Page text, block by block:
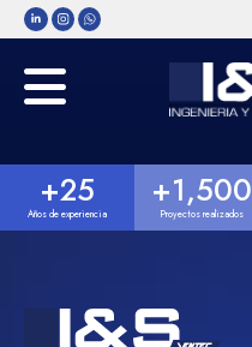
Años de experiencia
+25
Proyectos realizados
+1,500